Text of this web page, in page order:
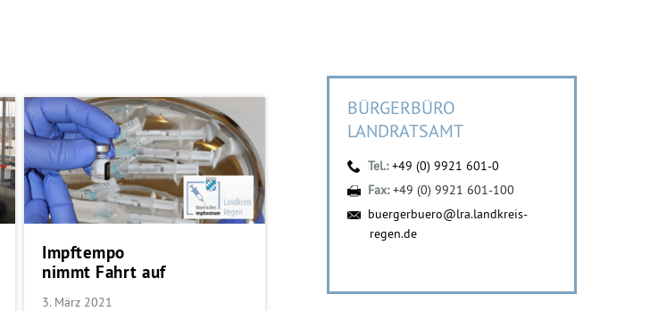
Impftempo
nimmt Fahrt auf
3. März 2021
BÜRGERBÜRO
LANDRATSAMT
Tel.:+49 (0) 9921 601-0
Fax:+49 (0) 9921 601-100
buergerbuero@lra.landkreis-
regen.de